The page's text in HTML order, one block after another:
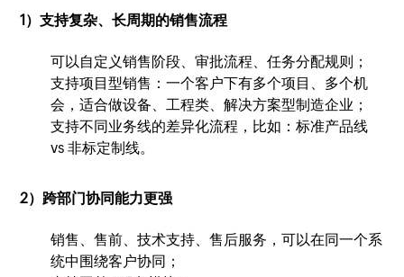
1）支持复杂、长周期的销售流程
可以自定义销售阶段、审批流程、任务分配规则；
支持项目型销售：一个客户下有多个项目、多个机
会，适合做设备、工程类、解决方案型制造企业；
支持不同业务线的差异化流程，比如：标准产品线
vs 非标定制线。
2）跨部门协同能力更强
销售、售前、技术支持、售后服务，可以在同一个系
统中围绕客户协同；